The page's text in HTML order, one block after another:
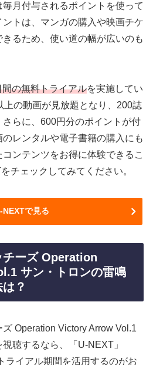
月付与されるポイントを使って
トは、マンガの購入や映画チケ
るため、使い道の幅が広いのも
間の無料トライアルを実施してい
上の動画が見放題となり、200誌
さらに、600円分のポイントが付
レンタルや電子書籍の購入にも
ンテンツをお得に体験できるこ
チェックしてみてください。
NEXTで見る
チーズ Operation
サン・トロンの雷鳴
？
ズ Operation Victory Arrow Vol.1
聴するなら、「U-NEXT」
ライアル期間を活用するのがお